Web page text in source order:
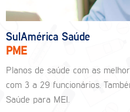
SulAmérica Saúde
PME
Planos de saúde com as
com 3 a 29 funcionários.
Saúde para MEI.